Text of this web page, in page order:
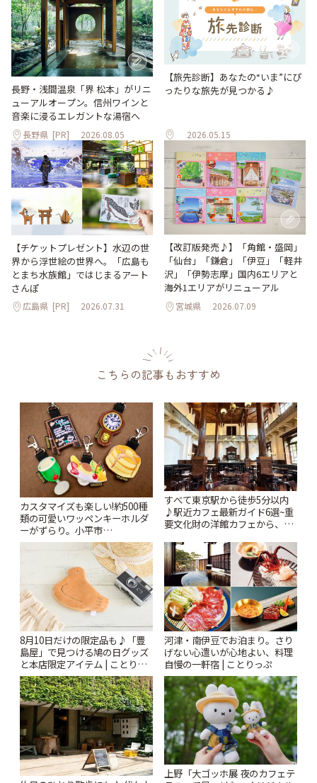
長野・浅間温泉「界 松本」がリニ
ューアルオープン。信州ワインと
音楽に浸るエレガントな湯宿へ
長野県 [PR] 2026.08.05
【旅先診断】あなたの“いま”にぴ
ったりな旅先が見つかる♪
2026.05.15
【チケットプレゼント】水辺の世
界から浮世絵の世界へ。「広島も
とまち水族館」ではじまるアート
さんぽ
広島県 [PR] 2026.07.31
【改訂版発売♪】「角館・盛岡」
「仙台」「鎌倉」「伊豆」「軽井
沢」「伊勢志摩」国内6エリアと
海外1エリアがリニューアル
宮城県 2026.07.09
こちらの記事もおすすめ
カスタマイズも楽しい!約500種
類の可愛いワッペンキーホルダ
ーがずらり。小平市
「Kimamaya T&K」 | ことりっ
すべて東京駅から徒歩5分以内
♪駅近カフェ最新ガイド6選~重
要文化財の洋館カフェから、改
りっぷ
8月10日だけの限定品も♪「豊
島屋」で見つける鳩の日グッズ
と本店限定アイテム | ことりっ
ぷ
河津・南伊豆でお泊まり。さり
げない心遣いが心地よい、料理
自慢の一軒宿 | ことりっぷ
上野「大ゴッホ展 夜のカフェテ